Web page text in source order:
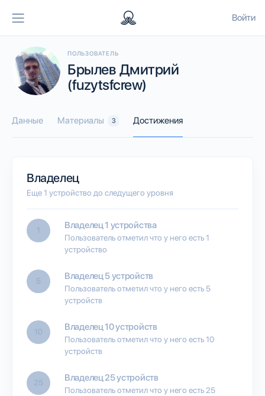
Войти
ПОЛЬЗОВАТЕЛЬ
Брылев Дмитрий
(fuzytsfcrew)
Данные Материалы 3 Достижения
Владелец
Еще 1 устройство до следущего уровня
1 Владелец 1 устройства
Пользователь отметил что у него есть 1
устройство
5 Владелец 5 устройств
Пользователь отметил что у него есть 5
устройств
10 Владелец 10 устройств
Пользователь отметил что у него есть 10
устройств
25 Владелец 25 устройств
Пользователь отметил что у него есть 25